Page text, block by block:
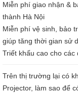
Miễn phí giao nhận &
thành Hà Nội
Miễn phí vệ sinh, bảo
giúp tăng thời gian sử
Triết khấu cao cho
Trên thị trường lại có
Projector, làm sao để